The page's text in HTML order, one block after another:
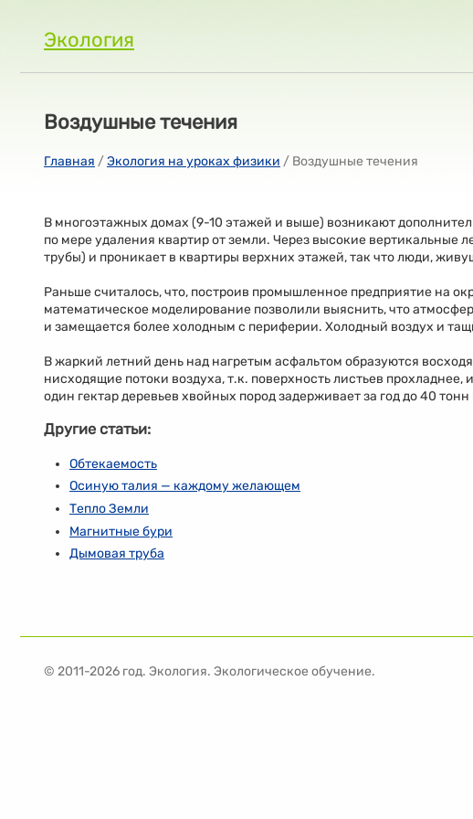
Экология
Воздушные течения
Главная /Экология на уроках физики / Воздушные течения
В многоэтажных домах (9-10 этажей и выше) возникают
по мере удаления квартир от земли. Через высокие
трубы) и проникает в квартиры верхних этажей, так что люди,
Раньше считалось, что, построив промышленное предприятие на
математическое моделирование позволили выяснить, что
и замещается более холодным с периферии. Холодный воздух и
В жаркий летний день над нагретым асфальтом образуются
нисходящие потоки воздуха, т.к. поверхность листьев
один гектар деревьев хвойных пород задерживает за год до 40
Другие статьи:
Обтекаемость
Осиную талия — каждому желающем
Тепло Земли
Магнитные бури
Дымовая труба
© 2011-2026 год. Экология. Экологическое обучение.